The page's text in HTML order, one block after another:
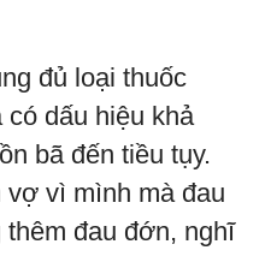
đủ loại thuốc
dấu hiệu khả
bã đến tiều tụy.
vì mình mà đau
đau đớn, nghĩ